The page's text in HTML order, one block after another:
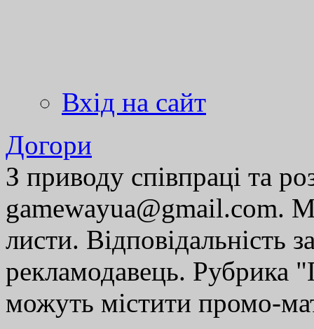
Вхід на сайт
Догори
З приводу співпраці та
gamewayua@gmail.com.
листи. Відповідальність
рекламодавець. Рубрика
можуть містити промо-